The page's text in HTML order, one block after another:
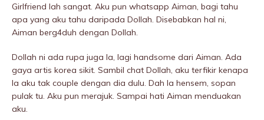
Girlfriend lah sangat. Aku pun whatsapp Aiman, bagi tahu
apa yang aku tahu daripada Dollah. Disebabkan hal ni,
Aiman berg4duh dengan Dollah.
Dollah ni ada rupa juga la, lagi handsome dari Aiman. Ada
gaya artis korea sikit. Sambil chat Dollah, aku terfikir kenapa
la aku tak couple dengan dia dulu. Dah la hensem, sopan
pulak tu. Aku pun merajuk. Sampai hati Aiman menduakan
aku.